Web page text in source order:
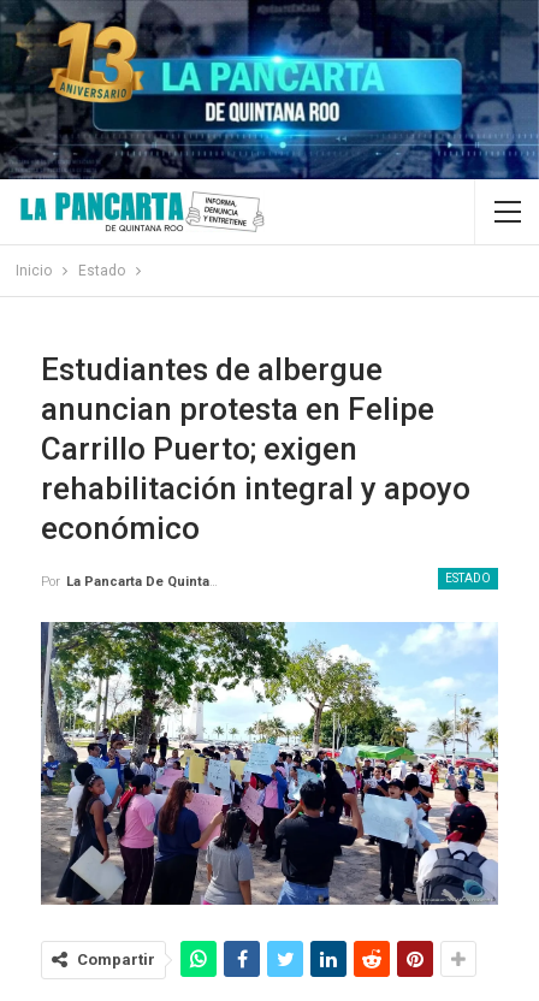
Inicio Estado
Estudiantes de albergue
anuncian protesta en Felipe
Carrillo Puerto; exigen
rehabilitación integral y apoyo
económico
ESTADO
Por La Pancarta De Quintana Roo
Compartir